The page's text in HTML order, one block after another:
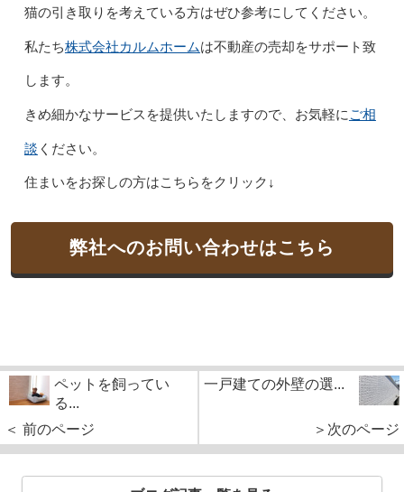
猫の引き取りを考えている方はぜひ参考にしてください。
私たち株式会社カルムホームは不動産の売却をサポート致
します。
きめ細かなサービスを提供いたしますので、お気軽にご相
談 ください。
住まいをお探しの方はこちらをクリック↓
弊社へのお問い合わせはこちら
ペットを飼ってい
る...
＜ 前のページ
一戸建ての外壁の選...
＞次のページ